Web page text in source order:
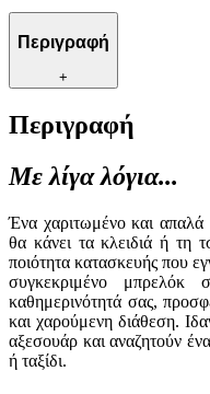
Περιγραφή
+
Περιγραφή
Με λίγα λόγια...
Ένα χαριτωμένο και απαλά
θα κάνει τα κλειδιά ή τη
ποιότητα κατασκευής που
συγκεκριμένο μπρελόκ
καθημερινότητά σας,
και χαρούμενη διάθεση.
αξεσουάρ και αναζητούν
ή ταξίδι.